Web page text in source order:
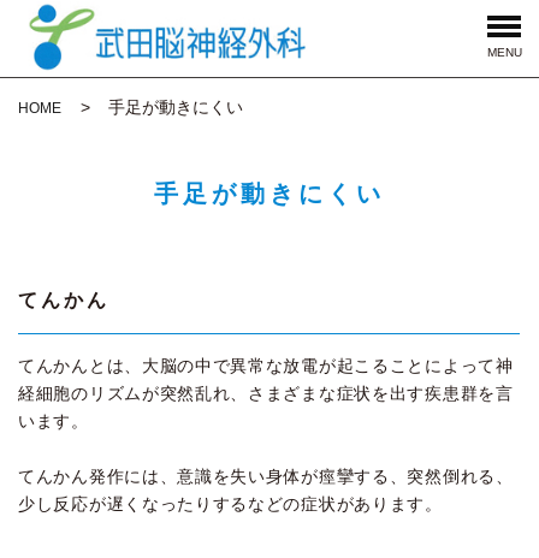
MENU
HOME 手足が動きにくい
手足が動きにくい
てんかん
てんかんとは、大脳の中で異常な放電が起こることによって神
経細胞のリズムが突然乱れ、さまざまな症状を出す疾患群を言
います。
てんかん発作には、意識を失い身体が痙攣する、突然倒れる、
少し反応が遅くなったりするなどの症状があります。